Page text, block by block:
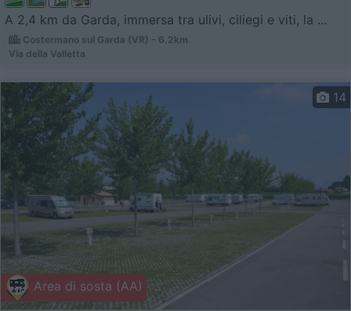
A 2,4 km da Garda, immersa tra ulivi, ciliegi e viti, la ...
Costermano sul Garda (VR) - 6.2km
Via della Valletta
Area di sosta (AA)
14